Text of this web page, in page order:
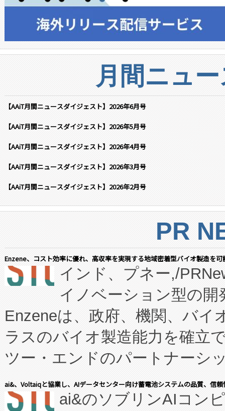
月間ニュ
【AAiT月間ニュースダイジェスト】2026年6月号
【AAiT月間ニュースダイジェスト】2026年5月号
【AAiT月間ニュースダイジェスト】2026年4月号
【AAiT月間ニュースダイジェスト】2026年3月号
【AAiT月間ニュースダイジェスト】2026年2月号
PR
Enzene、コスト効率に優れ、高収率を実現する地域密着型バイオ製造を
インド、プネー,/
イノベーション型の
Enzeneは、政府、機関、バイ
ラスのバイオ製造能力を確立
ツー・エンドのパートナーシ
表しました。 同社の実績ある
manufacturing™ (FCCM™) プ
ai&、Voltaiqと協業し、AIデータセンター向け蓄電池システムの品質、信
ai&のソブリンAIコン